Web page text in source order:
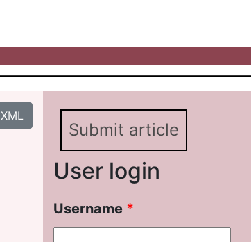
XML
Submit article
User login
Username *